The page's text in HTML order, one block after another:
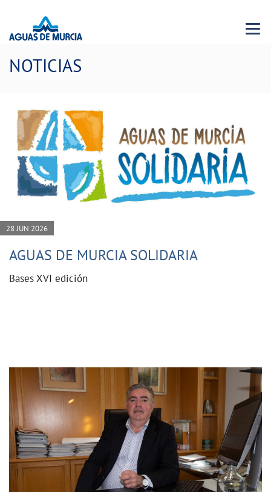
Menu
NOTICIAS
28 JUN 2026
AGUAS DE MURCIA SOLIDARIA
Bases XVI edición